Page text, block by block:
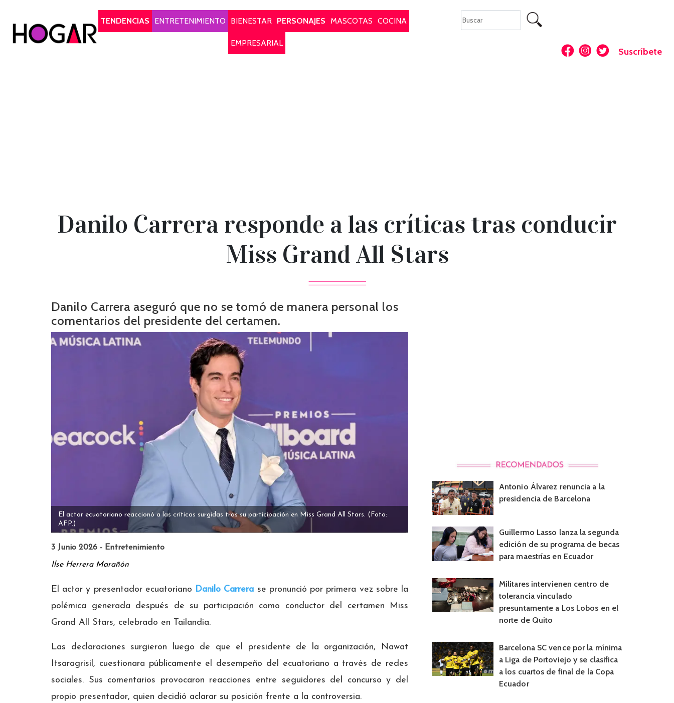
TENDENCIAS
ENTRETENIMIENTO BIENESTAR PERSONAJES MASCOTAS COCINA
EMPRESARIAL
Suscríbete
Danilo Carrera responde a las críticas tras conducir
Miss Grand All Stars
Danilo Carrera aseguró que no se tomó de manera personal los
comentarios del presidente del certamen.
El actor ecuatoriano reaccionó a las críticas surgidas tras su participación en Miss Grand All Stars. (Foto:
AFP.)
3 Junio 2026 - Entretenimiento
Ilse Herrera Marañón
El actor y presentador ecuatoriano Danilo Carrera se pronunció por primera vez sobre la
polémica generada después de su participación como conductor del certamen Miss
Grand All Stars, celebrado en Tailandia.
Las declaraciones surgieron luego de que el presidente de la organización, Nawat
Itsaragrisil, cuestionara públicamente el desempeño del ecuatoriano a través de redes
sociales. Sus comentarios provocaron reacciones entre seguidores del concurso y del
propio presentador, quien decidió aclarar su posición frente a la controversia.
Antonio Álvarez renuncia a la
presidencia de Barcelona
Guillermo Lasso lanza la segunda
edición de su programa de becas
para maestrías en Ecuador
Militares intervienen centro de
tolerancia vinculado
presuntamente a Los Lobos en el
norte de Quito
Barcelona SC vence por la mínima
a Liga de Portoviejo y se clasifica
a los cuartos de final de la Copa
Ecuador